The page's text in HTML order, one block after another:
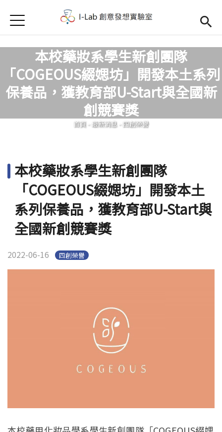
首頁
首頁
訊息公告
Open submenu (關於我們)
關於我們
Jump to Main content
本校藥妝系學生新創團隊
「COGEOUS綴媤坊」開發本土系列
保養品，獲教育部U-Start與全國新
創競賽獎
您在這裡
首頁 - 最新消息 -四創榮譽
本校藥妝系學生新創團隊
「COGEOUS綴媤坊」開發本土
系列保養品，獲教育部U-Start與
全國新創競賽獎
2022-06-16 四創榮譽